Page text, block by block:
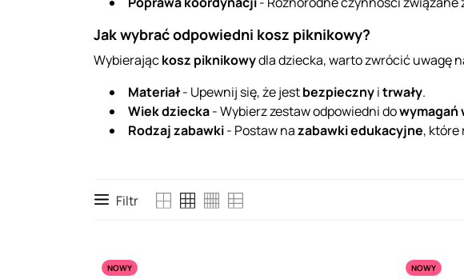
Jak wybrać odpowiedni kosz piknikowy?
Wybierająckosz piknikowydla dziecka, warto zwrócić uwagę
Materiał- Upewnij się, że jestbezpiecznyitrwały.
Wiek dziecka- Wybierz zestaw odpowiedni dowymagań
Rodzaj zabawki- Postaw nazabawki edukacyjne,
Filtr
NOWY NOWY